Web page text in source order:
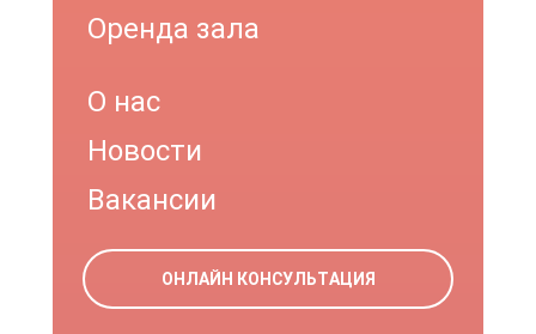
Оренда зала
О нас
Новости
Вакансии
ОНЛАЙН КОНСУЛЬТАЦИЯ